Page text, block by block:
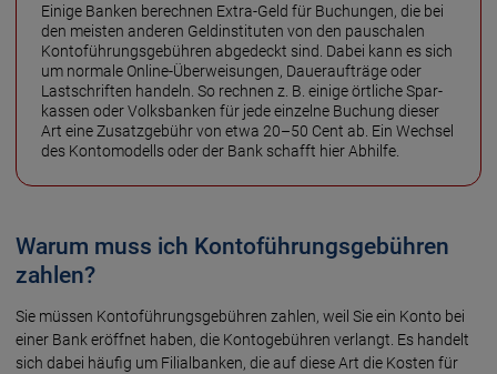
Einige Banken berechnen Extra-Geld für Buchungen, die bei
den meisten anderen Geld­insti­tuten von den pauschalen
Konto­führungs­gebühren abgedeckt sind. Dabei kann es sich
um normale Online-Überweisungen, Dauer­aufträge oder
Last­schriften handeln. So rechnen z. B. einige örtliche Spar­
kassen oder Volks­banken für jede ein­zelne Buchung dieser
Art eine Zusatz­gebühr von etwa 20–50 Cent ab. Ein Wechsel
des Konto­modells oder der Bank schafft hier Abhilfe.
Warum muss ich Kontoführungsgebühren
zahlen?
Sie müssen Kontoführungsgebühren zahlen, weil Sie ein Konto bei
einer Bank eröffnet haben, die Konto­gebühren verlangt. Es handelt
sich dabei häufig um Filial­banken, die auf diese Art die Kosten für